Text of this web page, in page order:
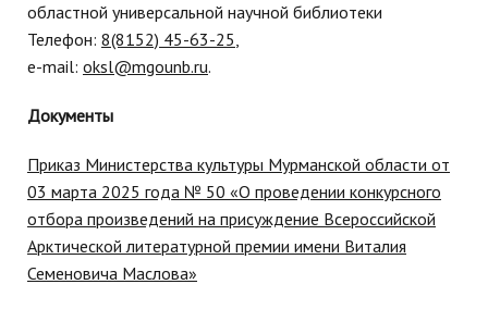
областной универсальной научной библиотеки
Телефон: 8(8152) 45-63-25,
e-mail: oksl@mgounb.ru.
Документы
Приказ Министерства культуры Мурманской области от
03 марта 2025 года № 50 «О проведении конкурсного
отбора произведений на присуждение Всероссийской
Арктической литературной премии имени Виталия
Семеновича Маслова»